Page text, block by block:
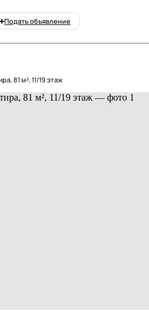
Подать объявление
81 м², 11/19 этаж